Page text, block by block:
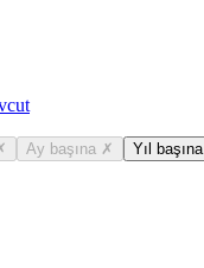
Ay başına ✗ Yıl başına